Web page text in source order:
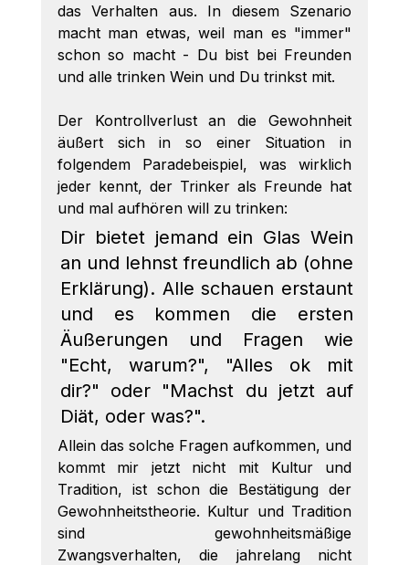
das Verhalten aus. In diesem Szenario
macht man etwas, weil man es "immer"
schon so macht - Du bist bei Freunden
und alle trinken Wein und Du trinkst mit.
Der Kontrollverlust an die Gewohnheit
äußert sich in so einer Situation in
folgendem Paradebeispiel, was wirklich
jeder kennt, der Trinker als Freunde hat
und mal aufhören will zu trinken:
Dir bietet jemand ein Glas Wein
an und lehnst freundlich ab (ohne
Erklärung). Alle schauen erstaunt
und es kommen die ersten
Äußerungen und Fragen wie
"Echt, warum?", "Alles ok mit
dir?" oder "Machst du jetzt auf
Diät, oder was?".
Allein das solche Fragen aufkommen, und
kommt mir jetzt nicht mit Kultur und
Tradition, ist schon die Bestätigung der
Gewohnheitstheorie. Kultur und Tradition
sind gewohnheitsmäßige
Zwangsverhalten, die jahrelang nicht